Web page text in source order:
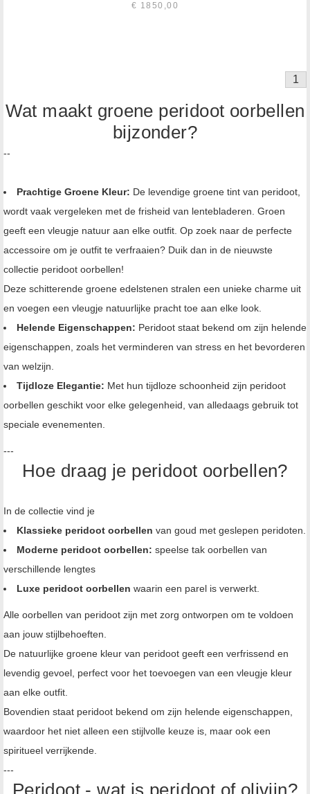
€ 1850,00
1
Wat maakt groene peridoot oorbellen
bijzonder?
--
Prachtige Groene Kleur: De levendige groene tint van peridoot,
wordt vaak vergeleken met de frisheid van lentebladeren. Groen
geeft een vleugje natuur aan elke outfit. Op zoek naar de perfecte
accessoire om je outfit te verfraaien? Duik dan in de nieuwste
collectie peridoot oorbellen!
Deze schitterende groene edelstenen stralen een unieke charme uit
en voegen een vleugje natuurlijke pracht toe aan elke look.
Helende Eigenschappen: Peridoot staat bekend om zijn helende
eigenschappen, zoals het verminderen van stress en het bevorderen
van welzijn.
Tijdloze Elegantie: Met hun tijdloze schoonheid zijn peridoot
oorbellen geschikt voor elke gelegenheid, van alledaags gebruik tot
speciale evenementen.
---
Hoe draag je peridoot oorbellen?
In de collectie vind je
Klassieke peridoot oorbellen van goud met geslepen peridoten.
Moderne peridoot oorbellen: speelse tak oorbellen van
verschillende lengtes
Luxe peridoot oorbellen waarin een parel is verwerkt.
Alle oorbellen van peridoot zijn met zorg ontworpen om te voldoen
aan jouw stijlbehoeften.
De natuurlijke groene kleur van peridoot geeft een verfrissend en
levendig gevoel, perfect voor het toevoegen van een vleugje kleur
aan elke outfit.
Bovendien staat peridoot bekend om zijn helende eigenschappen,
waardoor het niet alleen een stijlvolle keuze is, maar ook een
spiritueel verrijkende.
---
Peridoot - wat is peridoot of olivijn?